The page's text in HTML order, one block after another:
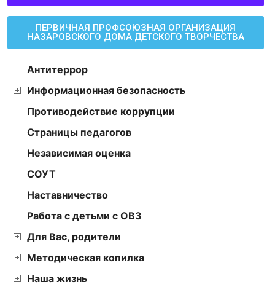
ПЕРВИЧНАЯ ПРОФСОЮЗНАЯ ОРГАНИЗАЦИЯ
НАЗАРОВСКОГО ДОМА ДЕТСКОГО ТВОРЧЕСТВА
Антитеррор
Информационная безопасность
Противодействие коррупции
Страницы педагогов
Независимая оценка
СОУТ
Наставничество
Работа с детьми с ОВЗ
Для Вас, родители
Методическая копилка
Наша жизнь